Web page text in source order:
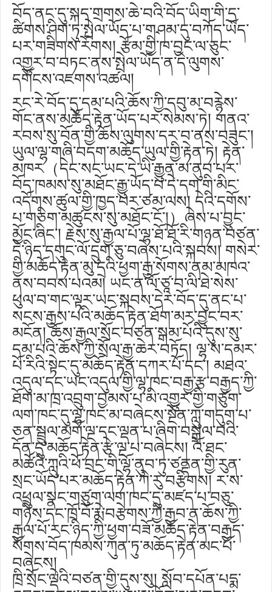
བོད་ནང་དུ་སྐད་གྲགས་ཆེ་བའི་བོད་ཡིག་གི་དྲ་
ཚིགས་ཤིག་ཏུ་སྤེལ་ཡོད་པ་གཤམ་དུ་བཀོད་ཡོད་
པར་གཟིགས་རོགས། རྩོམ་གྱི་ཁ་བྱང་ལ་ཅུང་
འགྱུར་བ་བཏང་ནས་སྤེལ་ཡོད་ན་དེ་ལུགས་
དགོངས་འཇགས་འཚལ།
རང་རེ་བོད་དུ་དམ་པའི་ཆོས་ཀྱི་དབུ་མ་བརྙེས་
གོང་ནས་མཆོད་རྟེན་ཡོད་པར་སེམས་ཏེ། གནའ་
རབས་སུ་བོན་གྱི་ཆོས་ལུགས་དར་བ་ནས་བཟུང༌།
ཡུལ་ལྷ་གཞི་བདག་མཆོད་ཡུལ་གྱི་རྟེན་ཏེ། རྟེན་
མཁར（དེང་སང་ཡང་དེ་ཡི་རྒྱུན་མ་ནུབ་པར་
བོད་ཁམས་སུ་མཐོང་རྒྱུ་ཡོད་པ་དེ་དག་གི་མིང་
འདོགས་ཚུལ་གྱི་ཁྱད་པར་ཙམ་ལས། དེའི་དགོས་
པ་གཅིག་མཚུངས་སུ་མཐོང་ངོ༌།）ཞེས་པ་བྱུང་
མྱོང་ཞིང༌། རྗེས་སུ་རྒྱལ་པོ་ལྷ་ཐོ་ཐོ་རི་གཉན་བཙན་
དེ་ཉིད་དགུང་ལོ་དྲུག་ཅུ་བཞེས་པའི་སྐབས། གསེར་
གྱི་མཆོད་རྟེན་མུ་དྲའི་ཕྱག་རྒྱ་སོགས་ནམ་མཁའ་
ནས་བབས་པའམ། ཡང་ན་ལོ་ཙཱ་བ་ལི་ཐེ་སེས་
ཕུལ་བ་གང་ལྟར་ཡང་སྐབས་དེར་བོད་དུ་ནང་པ་
སངས་རྒྱས་པའི་མཆོད་རྟེན་ཐོག་མར་བྱུང་བར་
མངོན། ཆོས་རྒྱལ་སྲོང་བཙན་སྒམ་པོའི་དུས་སུ་
དམ་པའི་ཆོས་ཀྱི་སྲོལ་རྒྱ་ཆེར་བཏོད། ལྷ་ས་དམར་
པོ་རིའི་སྟེང་དུ་མཆོད་རྟེན་དཀར་པོ་དང༌། མཐའ་
འདུལ་དང་ཡང་འདུལ་གྱི་ལྷ་ཁང་བརྒྱ་རྩ་བརྒྱད་ཀྱི་
ཐོག་མ་ཁྲ་འབྲུག་བྱམས་པ་མི་འགྱུར་གྱི་གཙུག་
ལག་ཁང་དུ་ལྷ་ཁང་མ་བཞེངས་སྔོན་ཀླུ་གདུག་པ་
ཅན་སྦྲུལ་མགོ་ལྔ་དང་ལྡན་པ་ཞིག་བསྒྲལ་བའི་
དོན་དུ་མཆོད་རྟེན་རྩེ་ལྔ་པ་བཞེངས། འོ་ཐང་
མཚོའི་ཀླུའི་ཕོ་བྲང་གི་ལྷོ་ནུབ་ཏུ་ཙནྡན་གྱི་རུན་
སྲང་ཡོད་པར་མཆོད་རྟེན་ཀེ་རུ་བརྩིགས། ར་ས་
འཕྲུལ་སྣང་གཙུག་ལག་ཁང་དུ་མཛད་པ་བཅུ་
གཉིས་དང་ཁྲོ་བོ་རྨེ་བརྩེགས་ཀྱི་རྒྱབ་ན་ཆོས་ཀྱི་
རྒྱལ་པོ་རང་ཉིད་ཀྱི་ཕྱག་བཟོ་མཆོད་རྟེན་བརྒྱད་
སོགས་བོད་ཁམས་ཀུན་ཏུ་མཆོད་རྟེན་མང་པོ་
བཞེངས།
ཁྲི་སྲོང་ལྡེའི་བཙན་གྱི་དུས་སུ། སློབ་དཔོན་པདྨ་